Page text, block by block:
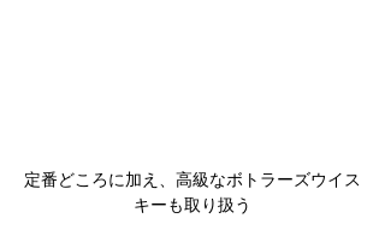
定番どころに加え、高級なボトラーズウイス
キーも取り扱う